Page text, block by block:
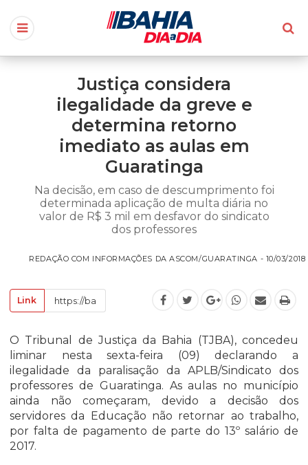
Justiça considera
ilegalidade da greve e
determina retorno
imediato as aulas em
Guaratinga
Na decisão, em caso de descumprimento foi
determinada aplicação de multa diária no
valor de R$ 3 mil em desfavor do sindicato
dos professores
REDAÇÃO COM INFORMAÇÕES DA ASCOM/GUARATINGA - 10/03/2018
Link
O Tribunal de Justiça da Bahia (TJBA), concedeu
liminar nesta sexta-feira (09) declarando a
ilegalidade da paralisação da APLB/Sindicato dos
professores de Guaratinga. As aulas no município
ainda não começaram, devido a decisão dos
servidores da Educação não retornar ao trabalho,
por falta de pagamento de parte do 13º salário de
2017.